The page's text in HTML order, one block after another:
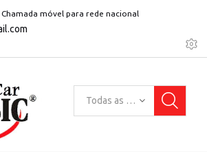
Chamada móvel para rede nacional
Todas as categorias